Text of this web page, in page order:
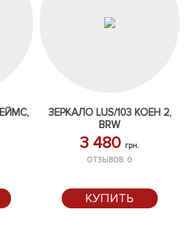
ЗЕРКАЛО LUS/103 КОЕН 2,
BRW
3 480 грн.
ОТЗЫВОВ:0
КУПИТЬ